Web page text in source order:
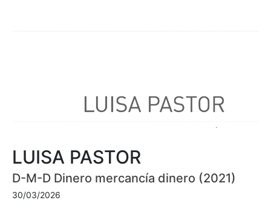
LUISA PASTOR
D-M-D Dinero mercancía dinero (2021)
30/03/2026